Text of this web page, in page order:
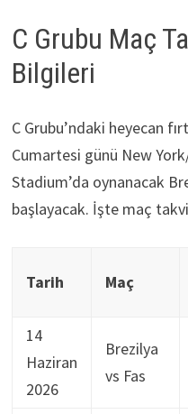
C Grubu Maç
Bilgileri
C Grubu’ndaki heyecan
Cumartesi günü New
Stadium’da oynanacak
başlayacak. İşte maç
Tarih Maç
14
Haziran
2026
Brezilya
vs Fas